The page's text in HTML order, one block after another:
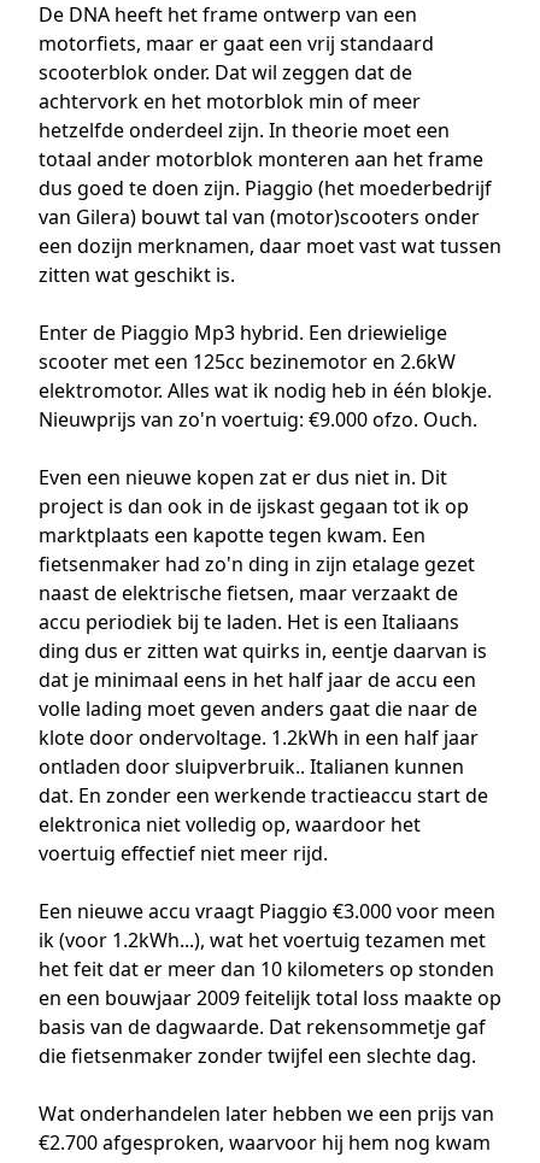
De DNA heeft het frame ontwerp van een
motorfiets, maar er gaat een vrij standaard
scooterblok onder. Dat wil zeggen dat de
achtervork en het motorblok min of meer
hetzelfde onderdeel zijn. In theorie moet een
totaal ander motorblok monteren aan het frame
dus goed te doen zijn. Piaggio (het moederbedrijf
van Gilera) bouwt tal van (motor)scooters onder
een dozijn merknamen, daar moet vast wat tussen
zitten wat geschikt is.
Enter de Piaggio Mp3 hybrid. Een driewielige
scooter met een 125cc bezinemotor en 2.6kW
elektromotor. Alles wat ik nodig heb in één blokje.
Nieuwprijs van zo'n voertuig: €9.000 ofzo. Ouch.
Even een nieuwe kopen zat er dus niet in. Dit
project is dan ook in de ijskast gegaan tot ik op
marktplaats een kapotte tegen kwam. Een
fietsenmaker had zo'n ding in zijn etalage gezet
naast de elektrische fietsen, maar verzaakt de
accu periodiek bij te laden. Het is een Italiaans
ding dus er zitten wat quirks in, eentje daarvan is
dat je minimaal eens in het half jaar de accu een
volle lading moet geven anders gaat die naar de
klote door ondervoltage. 1.2kWh in een half jaar
ontladen door sluipverbruik.. Italianen kunnen
dat. En zonder een werkende tractieaccu start de
elektronica niet volledig op, waardoor het
voertuig effectief niet meer rijd.
Een nieuwe accu vraagt Piaggio €3.000 voor meen
ik (voor 1.2kWh...), wat het voertuig tezamen met
het feit dat er meer dan 10 kilometers op stonden
en een bouwjaar 2009 feitelijk total loss maakte op
basis van de dagwaarde. Dat rekensommetje gaf
die fietsenmaker zonder twijfel een slechte dag.
Wat onderhandelen later hebben we een prijs van
€2.700 afgesproken, waarvoor hij hem nog kwam